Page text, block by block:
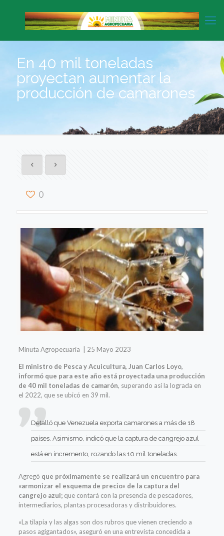
En 40 mil toneladas
proyectan aumentar la
producción de camarones
0
Minuta Agropecuaria | 25 Mayo 2023
El ministro de Pesca y Acuicultura, Juan Carlos Loyo,
informó que para este año está proyectada una producción
de 40 mil toneladas de camarón, superando así la lograda en
el 2022, que se ubicó en 39 mil.
Detalló que Venezuela exporta camarones a más de 18
países. Asimismo, indicó que la captura de cangrejo azul
está en incremento, rozando las 10 mil toneladas.
Agregó que próximamente se realizará un encuentro para
«armonizar el esquema de precio» de la captura del
cangrejo azul;que contará con la presencia de pescadores,
intermediarios, plantas procesadoras y distribuidores.
«La tilapia y las algas son dos rubros que vienen creciendo a
pasos agigantados», aseguró en una entrevista concedida a